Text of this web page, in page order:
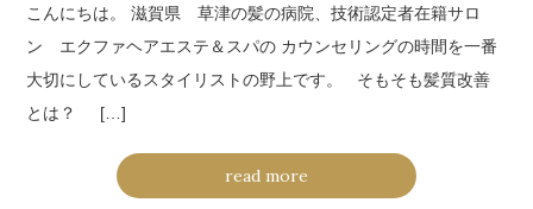
こんにちは。 滋賀県 草津の髪の病院、技術認定者在籍サロ
ン エクファヘアエステ＆スパの カウンセリングの時間を一番
大切にしているスタイリストの野上です。 そもそも髪質改善
とは？ […]
read more